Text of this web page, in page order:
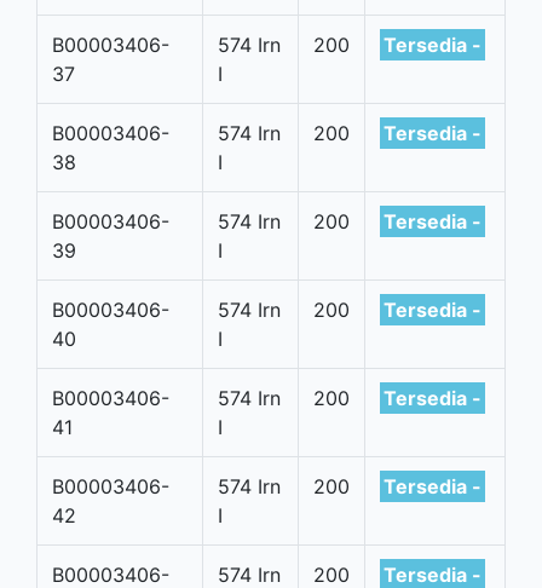
B00003406-
37
574 Irn
I
200 Tersedia -
B00003406-
38
574 Irn
I
200 Tersedia -
B00003406-
39
574 Irn
I
200 Tersedia -
B00003406-
40
574 Irn
I
200 Tersedia -
B00003406-
41
574 Irn
I
200 Tersedia -
B00003406-
42
574 Irn
I
200 Tersedia -
B00003406-
574 Irn
200 Tersedia -